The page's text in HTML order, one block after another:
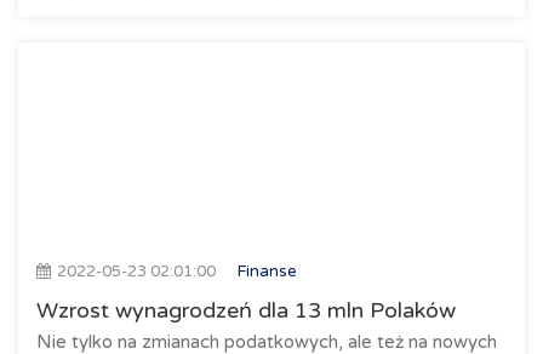
2022-05-23 02:01:00 Finanse
Wzrost wynagrodzeń dla 13 mln Polaków
Nie tylko na zmianach podatkowych, ale też na nowych